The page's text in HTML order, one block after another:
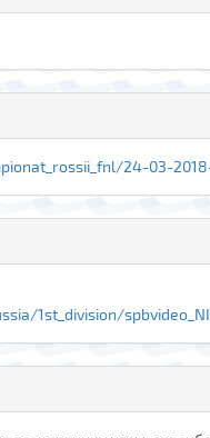
24-03-
1st_division/